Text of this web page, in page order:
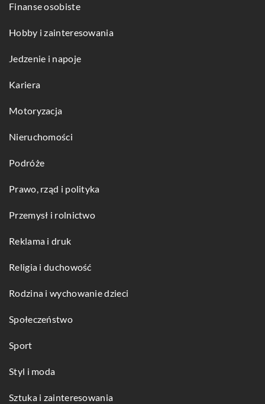
Finanse osobiste
Hobby i zainteresowania
Jedzenie i napoje
Kariera
Motoryzacja
Nieruchomości
Podróże
Prawo, rząd i polityka
Przemysł i rolnictwo
Reklama i druk
Religia i duchowość
Rodzina i wychowanie dzieci
Społeczeństwo
Sport
Styl i moda
Sztuka i zainteresowania